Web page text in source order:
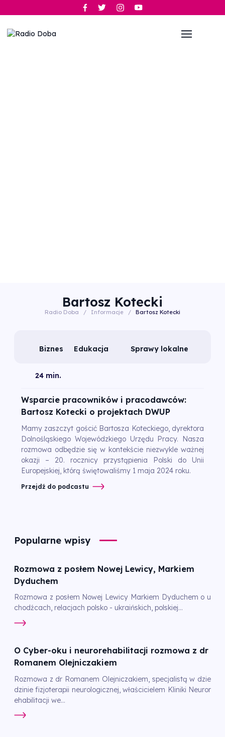
Bartosz Kotecki
Radio Doba / Informacje / Bartosz Kotecki
Biznes Edukacja Sprawy lokalne
24 min.
Wsparcie pracowników i pracodawców:
Bartosz Kotecki o projektach DWUP
Mamy zaszczyt gościć Bartosza Koteckiego, dyrektora
Dolnośląskiego Wojewódzkiego Urzędu Pracy. Nasza
rozmowa odbędzie się w kontekście niezwykle ważnej
okazji – 20. rocznicy przystąpienia Polski do Unii
Europejskiej, którą świętowaliśmy 1 maja 2024 roku.
Przejdź do podcastu
Popularne wpisy
Rozmowa z posłem Nowej Lewicy, Markiem
Dyduchem
Rozmowa z posłem Nowej Lewicy Markiem Dyduchem o u
chodźcach, relacjach polsko - ukraińskich, polskiej...
O Cyber-oku i neurorehabilitacji rozmowa z dr
Romanem Olejniczakiem
Rozmowa z dr Romanem Olejniczakiem, specjalistą w dzie
dzinie fizjoterapii neurologicznej, właścicielem Kliniki Neuror
ehabilitacji we...